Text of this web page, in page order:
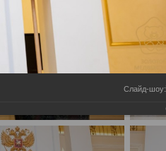
Слайд-шоу: